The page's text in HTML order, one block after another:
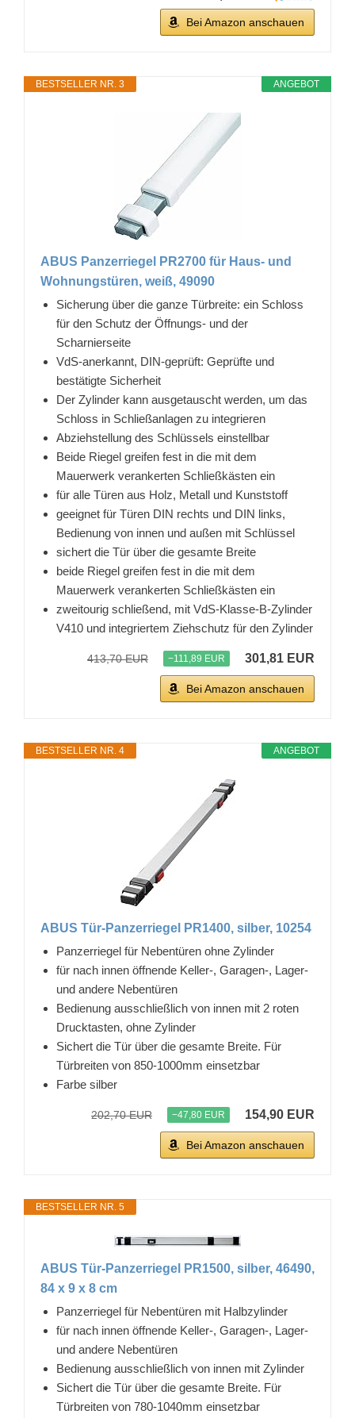
Bei Amazon anschauen
ANGEBOT
BESTSELLER NR. 3
ABUS Panzerriegel PR2700 für Haus- und
Wohnungstüren, weiß, 49090
Sicherung über die ganze Türbreite: ein Schloss
für den Schutz der Öffnungs- und der
Scharnierseite
VdS-anerkannt, DIN-geprüft: Geprüfte und
bestätigte Sicherheit
Der Zylinder kann ausgetauscht werden, um das
Schloss in Schließanlagen zu integrieren
Abziehstellung des Schlüssels einstellbar
Beide Riegel greifen fest in die mit dem
Mauerwerk verankerten Schließkästen ein
für alle Türen aus Holz, Metall und Kunststoff
geeignet für Türen DIN rechts und DIN links,
Bedienung von innen und außen mit Schlüssel
sichert die Tür über die gesamte Breite
beide Riegel greifen fest in die mit dem
Mauerwerk verankerten Schließkästen ein
zweitourig schließend, mit VdS-Klasse-B-Zylinder
V410 und integriertem Ziehschutz für den Zylinder
413,70 EUR −111,89 EUR 301,81 EUR
Bei Amazon anschauen
ANGEBOT
BESTSELLER NR. 4
ABUS Tür-Panzerriegel PR1400, silber, 10254
Panzerriegel für Nebentüren ohne Zylinder
für nach innen öffnende Keller-, Garagen-, Lager-
und andere Nebentüren
Bedienung ausschließlich von innen mit 2 roten
Drucktasten, ohne Zylinder
Sichert die Tür über die gesamte Breite. Für
Türbreiten von 850-1000mm einsetzbar
Farbe silber
202,70 EUR −47,80 EUR 154,90 EUR
Bei Amazon anschauen
BESTSELLER NR. 5
ABUS Tür-Panzerriegel PR1500, silber, 46490,
84 x 9 x 8 cm
Panzerriegel für Nebentüren mit Halbzylinder
für nach innen öffnende Keller-, Garagen-, Lager-
und andere Nebentüren
Bedienung ausschließlich von innen mit Zylinder
Sichert die Tür über die gesamte Breite. Für
Türbreiten von 780-1040mm einsetzbar